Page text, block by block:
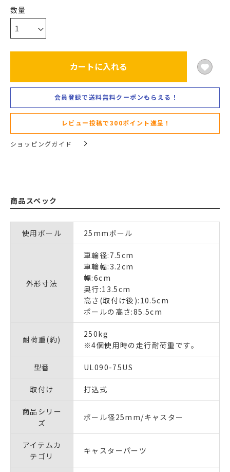
カートに入れる
会員登録で送料無料クーポンもらえる！
レビュー投稿で300ポイント進呈！
ショッピングガイド
商品スペック
使用ポール 25mmポール
外形寸法
車輪径:7.5cm
車輪幅:3.2cm
幅:6cm
奥行:13.5cm
高さ(取付け後):10.5cm
ポールの高さ:85.5cm
耐荷重(約)
250kg
※4個使用時の走行耐荷重です。
型番 UL090-75US
取付け 打込式
商品シリー
ズ
ポール径25mm/キャスター
アイテムカ
テゴリ
キャスターパーツ